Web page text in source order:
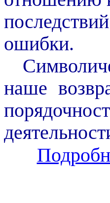
ошибки.
наше